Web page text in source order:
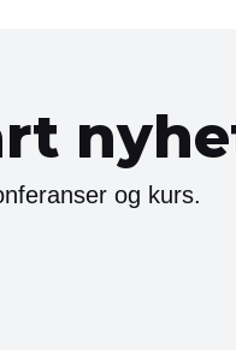
og kurs.